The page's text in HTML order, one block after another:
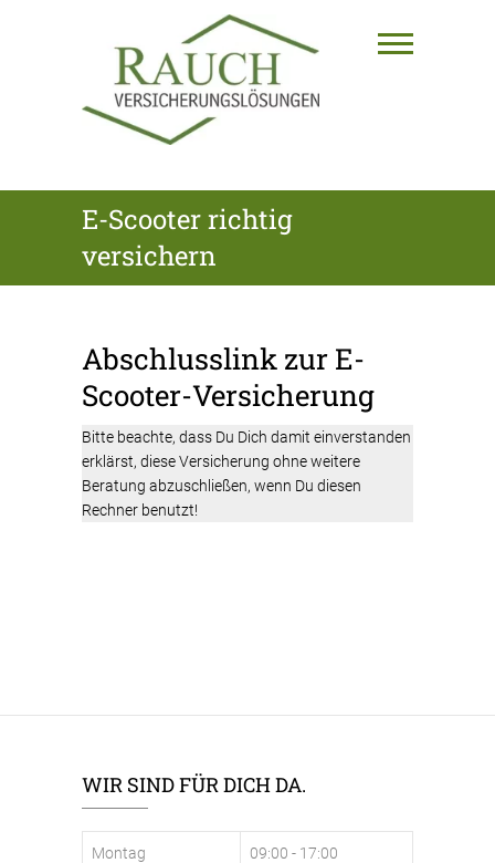
RAUCH
VERSICHERUNGSLÖSUNGEN
GmbH
E-Scooter richtig
versichern
Abschlusslink zur E-
Scooter-Versicherung
Bitte beachte, dass Du Dich damit einverstanden
erklärst, diese Versicherung ohne weitere
Beratung abzuschließen, wenn Du diesen
Rechner benutzt!
WIR SIND FÜR DICH DA.
Montag 09:00 - 17:00